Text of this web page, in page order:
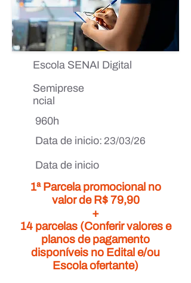
Escola SENAI Digital
Semiprese
ncial
960h
Data de inicio: 23/03/26
Data de inicio
1ª Parcela promocional no
valor de R$ 79,90
+
14 parcelas (Conferir valores e
planos de pagamento
disponíveis no Edital e/ou
Escola ofertante)